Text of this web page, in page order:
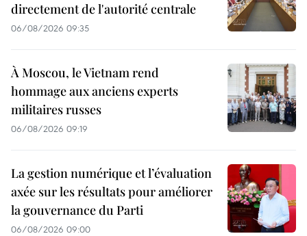
directement de l'autorité centrale
06/08/2026 09:35
À Moscou, le Vietnam rend
hommage aux anciens experts
militaires russes
06/08/2026 09:19
La gestion numérique et l’évaluation
axée sur les résultats pour améliorer
la gouvernance du Parti
06/08/2026 09:00